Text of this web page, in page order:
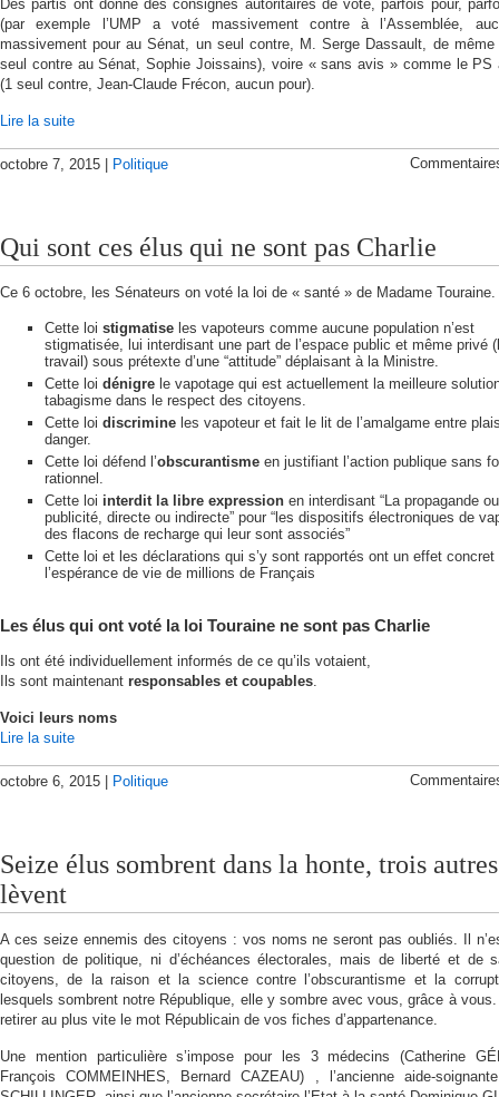
Des partis ont donné des consignes autoritaires de vote, parfois pour,
(par exemple l’UMP a voté massivement contre à l’Assemblée,
massivement pour au Sénat, un seul contre, M. Serge Dassault, de même
seul contre au Sénat, Sophie Joissains), voire « sans avis » comme le PS
(1 seul contre, Jean-Claude Frécon, aucun pour).
Lire la suite
octobre 7, 2015 | Politique
Qui sont ces élus qui ne sont pas Charlie
Ce 6 octobre, les Sénateurs on voté la loi de « santé » de Madame Touraine.
Cette loi stigmatise les vapoteurs comme aucune population n’est
stigmatisée, lui interdisant une part de l’espace public et même privé
travail) sous prétexte d’une “attitude” déplaisant à la Ministre.
Cette loi dénigre le vapotage qui est actuellement la meilleure
tabagisme dans le respect des citoyens.
Cette loi discrimine les vapoteur et fait le lit de l’amalgame entre
danger.
Cette loi défend l’obscurantisme en justifiant l’action publique sans
rationnel.
Cette loi interdit la libre expression en interdisant “La propagande
publicité, directe ou indirecte” pour “les dispositifs électroniques de
des flacons de recharge qui leur sont associés”
Cette loi et les déclarations qui s’y sont rapportés ont un effet concret
l’espérance de vie de millions de Français
Les élus qui ont voté la loi Touraine ne sont pas Charlie
Ils ont été individuellement informés de ce qu’ils votaient,
Ils sont maintenant responsables et coupables
Voici leurs noms
Lire la suite
octobre 6, 2015 | Politique
Seize élus sombrent dans la honte, trois
lèvent
A ces seize ennemis des citoyens : vos noms ne seront pas oubliés. Il
question de politique, ni d’échéances électorales, mais de liberté et de
citoyens, de la raison et la science contre l’obscurantisme et la
lesquels sombrent notre République, elle y sombre avec vous, grâce à
retirer au plus vite le mot Républicain de vos fiches d’appartenance.
Une mention particulière s’impose pour les 3 médecins (Catherine
François COMMEINHES, Bernard CAZEAU) , l’ancienne aide-